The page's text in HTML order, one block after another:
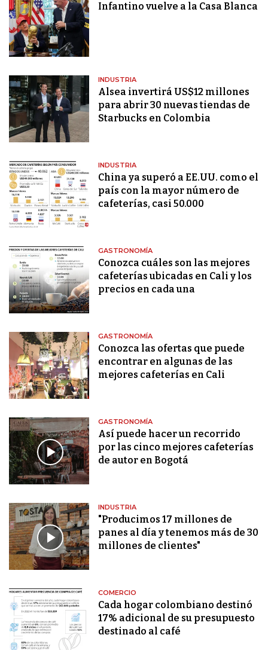
Infantino vuelve a la Casa Blanca
INDUSTRIA
Alsea invertirá US$12 millones
para abrir 30 nuevas tiendas de
Starbucks en Colombia
INDUSTRIA
China ya superó a EE.UU. como el
país con la mayor número de
cafeterías, casi 50.000
GASTRONOMÍA
Conozca cuáles son las mejores
cafeterías ubicadas en Cali y los
precios en cada una
GASTRONOMÍA
Conozca las ofertas que puede
encontrar en algunas de las
mejores cafeterías en Cali
GASTRONOMÍA
Así puede hacer un recorrido
por las cinco mejores cafeterías
de autor en Bogotá
INDUSTRIA
"Producimos 17 millones de
panes al día y tenemos más de 30
millones de clientes"
COMERCIO
Cada hogar colombiano destinó
17% adicional de su presupuesto
destinado al café